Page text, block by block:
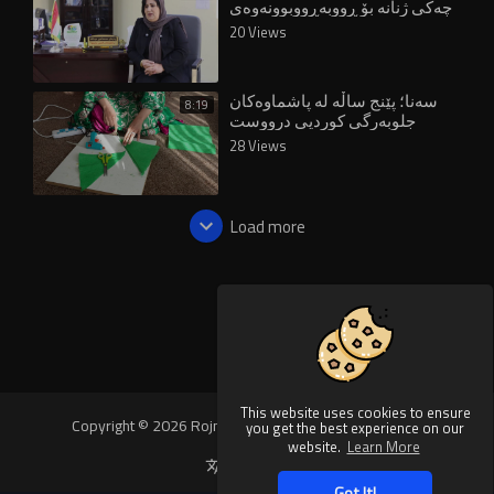
This website uses cookies to ensure
you get the best experience on our
website. Learn More
چەکی ژنانە بۆ ڕووبەڕووبوونەوەی
ئاستەنگەکان
20 Views
8:19 سەنا؛ پێنج ساڵە لە پاشماوەکان
جلوبەرگی کوردیی درووست
دەکات
28 Views
Load more
Copyright © 2026 Rojnews Video. All rights reserved.
Language